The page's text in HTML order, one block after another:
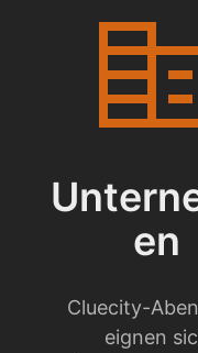
en
Cluecity-
eignen